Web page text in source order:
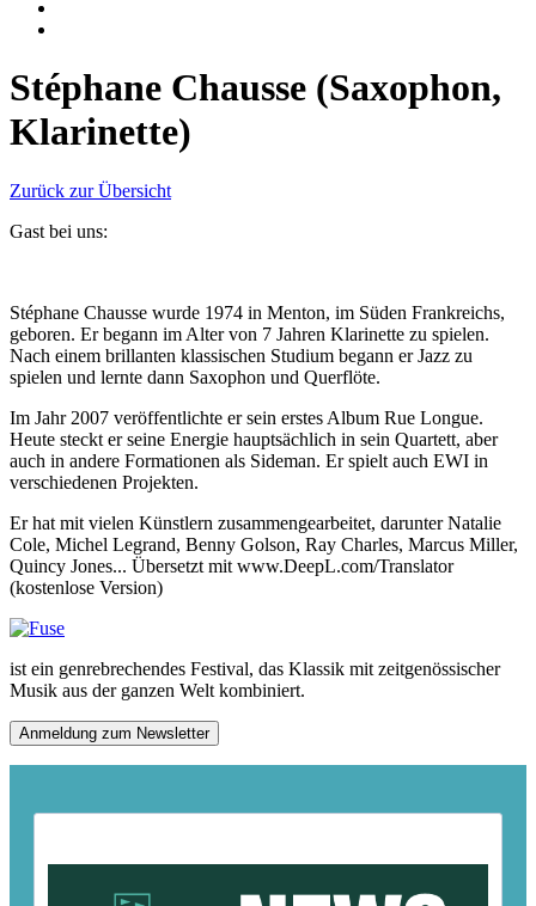
Stéphane Chausse (Saxophon,
Klarinette)
Zurück zur Übersicht
Gast bei uns:
Stéphane Chausse wurde 1974 in Menton, im Süden Frankreichs,
geboren. Er begann im Alter von 7 Jahren Klarinette zu spielen.
Nach einem brillanten klassischen Studium begann er Jazz zu
spielen und lernte dann Saxophon und Querflöte.
Im Jahr 2007 veröffentlichte er sein erstes Album Rue Longue.
Heute steckt er seine Energie hauptsächlich in sein Quartett, aber
auch in andere Formationen als Sideman. Er spielt auch EWI in
verschiedenen Projekten.
Er hat mit vielen Künstlern zusammengearbeitet, darunter Natalie
Cole, Michel Legrand, Benny Golson, Ray Charles, Marcus Miller,
Quincy Jones... Übersetzt mit www.DeepL.com/Translator
(kostenlose Version)
ist ein genrebrechendes Festival, das Klassik mit zeitgenössischer
Musik aus der ganzen Welt kombiniert.
Anmeldung zum Newsletter